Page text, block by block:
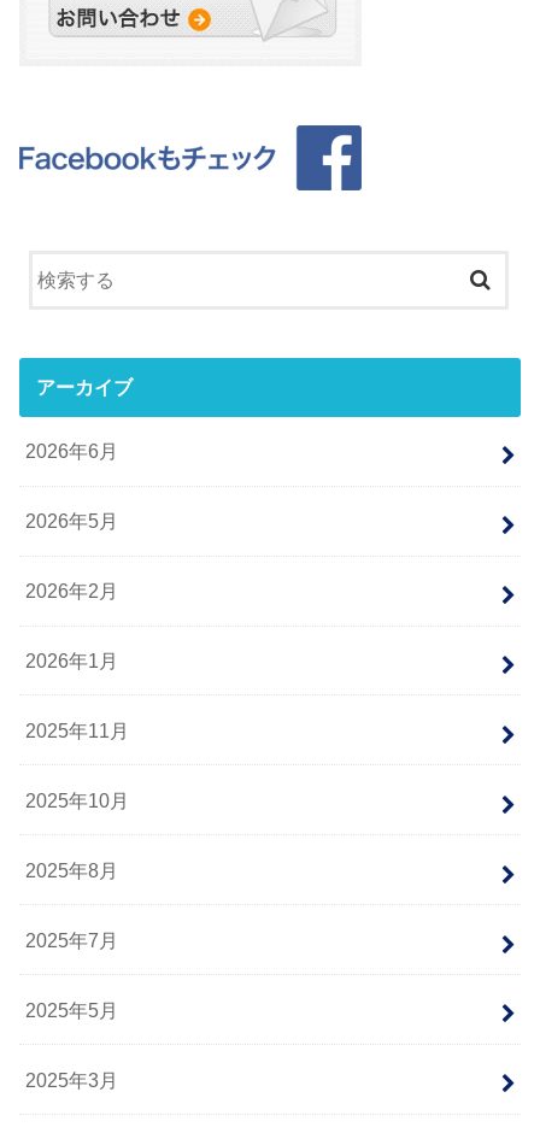
アーカイブ
2026年6月
2026年5月
2026年2月
2026年1月
2025年11月
2025年10月
2025年8月
2025年7月
2025年5月
2025年3月